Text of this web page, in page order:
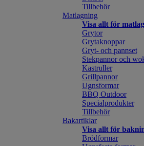
Tillbehör
Matlagning
Visa allt för
Grytor
Grytaknoppar
Gryt- och pannset
Stekpannor och
Kastruller
Grillpannor
Ugnsformar
BBQ Outdoor
Specialprodukter
Tillbehör
Bakartiklar
Visa allt för
Brödformar